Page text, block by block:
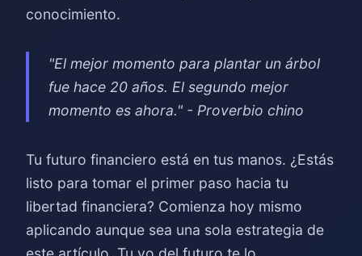
conocimiento.
"El mejor momento para plantar un árbol
fue hace 20 años. El segundo mejor
momento es ahora." - Proverbio chino
Tu futuro financiero está en tus manos. ¿Estás
listo para tomar el primer paso hacia tu
libertad financiera? Comienza hoy mismo
aplicando aunque sea una sola estrategia de